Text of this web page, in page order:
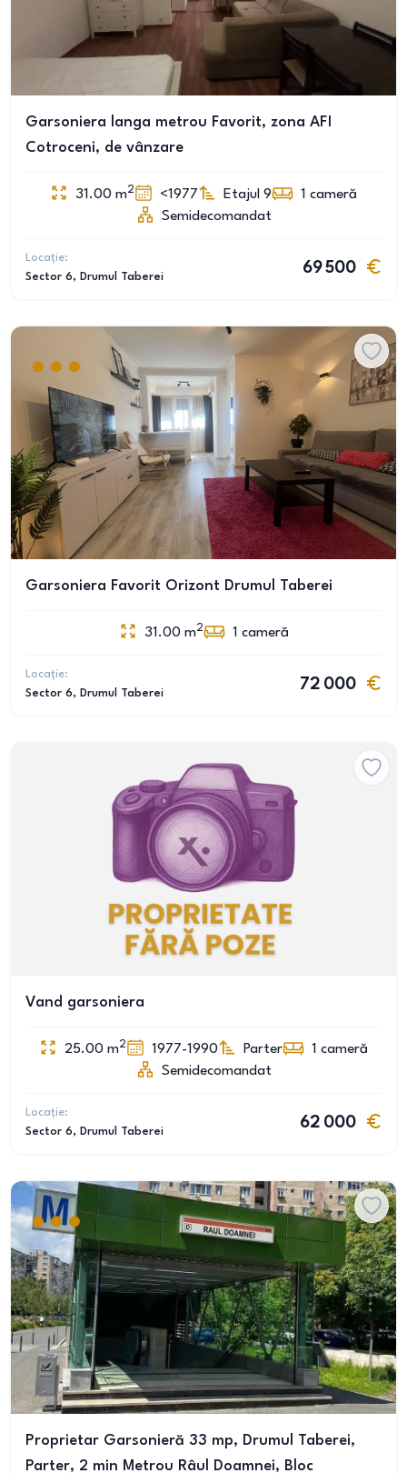
Garsoniera langa metrou Favorit, zona AFI
Cotroceni, de vânzare
31.00 m2 <1977 Etajul 9 1 cameră
Semidecomandat
Locație:
Sector 6, Drumul Taberei
69 500
Garsoniera Favorit Orizont Drumul Taberei
31.00 m2 1 cameră
Locație:
Sector 6, Drumul Taberei
72 000
Vand garsoniera
25.00 m2 1977-1990 Parter 1 cameră
Semidecomandat
Locație:
Sector 6, Drumul Taberei
62 000
Proprietar Garsonieră 33 mp, Drumul Taberei,
Parter, 2 min Metrou Râul Doamnei, Bloc